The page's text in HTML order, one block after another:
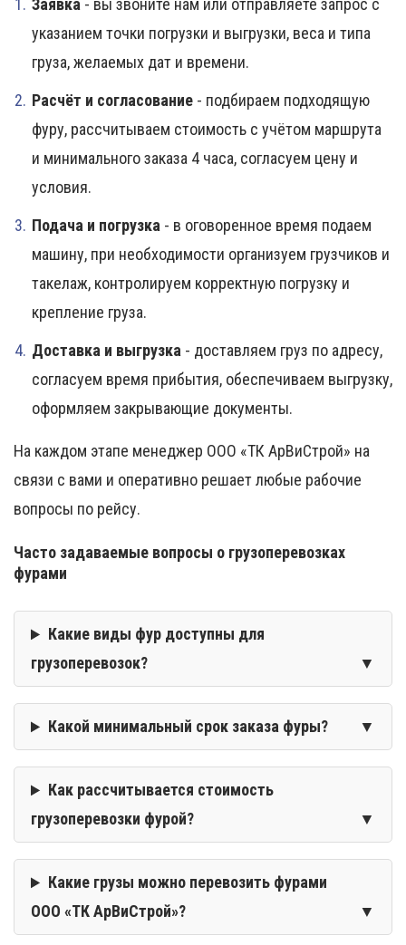
Заявка - вы звоните нам или отправляете запрос с
указанием точки погрузки и выгрузки, веса и типа
груза, желаемых дат и времени.
Расчёт и согласование - подбираем подходящую
фуру, рассчитываем стоимость с учётом маршрута
и минимального заказа 4 часа, согласуем цену и
условия.
Подача и погрузка - в оговоренное время подаем
машину, при необходимости организуем грузчиков и
такелаж, контролируем корректную погрузку и
крепление груза.
Доставка и выгрузка - доставляем груз по адресу,
согласуем время прибытия, обеспечиваем выгрузку,
оформляем закрывающие документы.
На каждом этапе менеджер ООО «ТК АрВиСтрой» на
связи с вами и оперативно решает любые рабочие
вопросы по рейсу.
Часто задаваемые вопросы о грузоперевозках
фурами
Какие виды фур доступны для
грузоперевозок?
Какой минимальный срок заказа фуры?
Как рассчитывается стоимость
грузоперевозки фурой?
Какие грузы можно перевозить фурами
ООО «ТК АрВиСтрой»?